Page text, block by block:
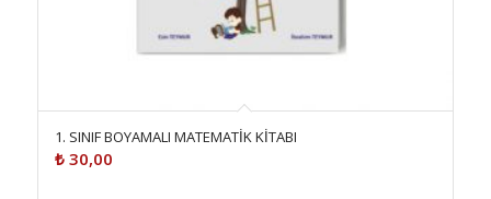
1. SINIF BOYAMALI MATEMATİK KİTABI
₺30,00